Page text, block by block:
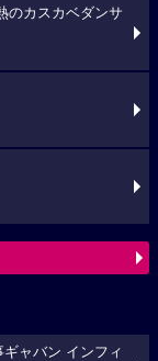
のカスカベダンサ
ギャバン インフィ